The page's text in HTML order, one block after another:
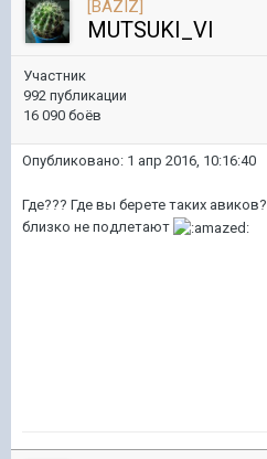
[BAZIZ]
MUTSUKI_VI
Участник
992 публикации
16 090 боёв
Опубликовано: 1 апр 2016, 10:16:40
Где??? Где вы берете таких
близко не подлетают